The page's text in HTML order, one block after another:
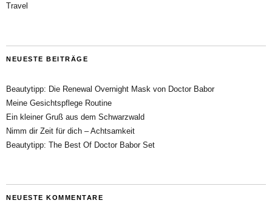
Travel
NEUESTE BEITRÄGE
Beautytipp: Die Renewal Overnight Mask von Doctor Babor
Meine Gesichtspflege Routine
Ein kleiner Gruß aus dem Schwarzwald
Nimm dir Zeit für dich – Achtsamkeit
Beautytipp: The Best Of Doctor Babor Set
NEUESTE KOMMENTARE